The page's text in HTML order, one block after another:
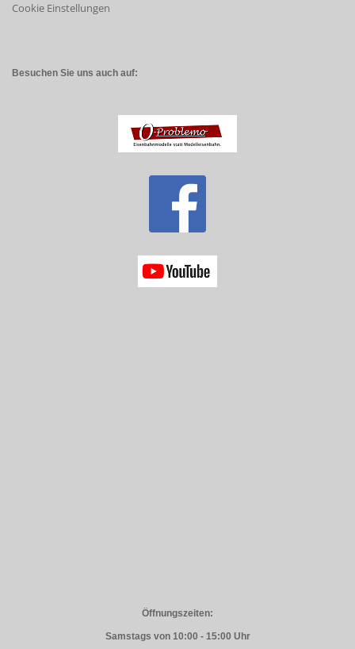
Cookie Einstellungen
Besuchen Sie uns auch auf:
Öffnungszeiten:
Samstags von 10:00 - 15:00 Uhr